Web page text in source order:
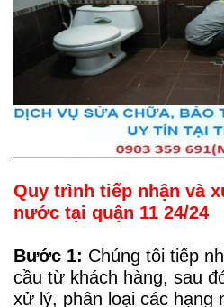
Quy trình tiếp nhận và
nước tại quận 11 24/24
Bước 1: Chúng tôi tiếp
cầu từ khách hàng, sau
xử lý, phân loại các hạng